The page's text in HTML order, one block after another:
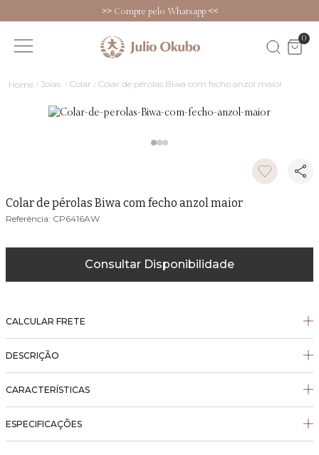
>>Compre pelo Whatsapp <<
0
Joias Colar Colar de pérolas Biwa com fecho anzol maior
Colar de pérolas Biwa com fecho anzol maior
CP6416AW
Consultar Disponibilidade
CALCULAR FRETE
DESCRIÇÃO
CARACTERÍSTICAS
ESPECIFICAÇÕES